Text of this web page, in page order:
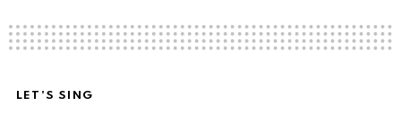
LET'S SING